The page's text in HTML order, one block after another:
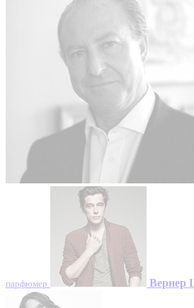
парфюмер Вернер